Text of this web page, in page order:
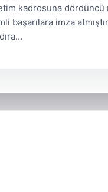
kadrosuna dördüncü
başarılara imza